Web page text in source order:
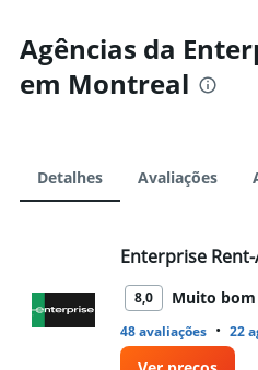
Agências da
em Montreal
Detalhes Avaliações
Enterprise Rent-
8,0 Muito bom
48 avaliações • 22